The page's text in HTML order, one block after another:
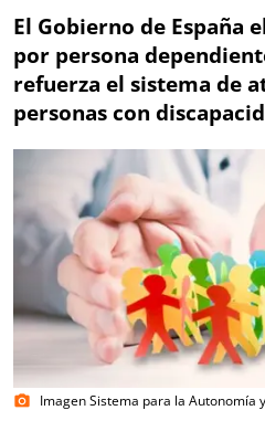
El Gobierno de España
por persona
refuerza el sistema de
personas con
photo_camera Imagen Sistema para la Autonomía